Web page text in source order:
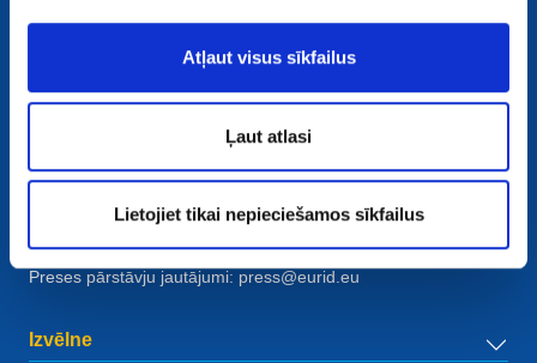
Atļaut visus sīkfailus
Ļaut atlasi
Lietojiet tikai nepieciešamos sīkfailus
Telecomlaan 9/7
+32 2 401 27 50
Vispārīga palīdzība: info@eurid.eu
Preses pārstāvju jautājumi: press@eurid.eu
Izvēlne